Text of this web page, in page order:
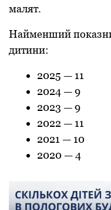
малят.
Найменший
дитини:
2025 — 11
2024 — 9
2023 — 9
2022 — 11
2021 — 10
2020 — 4